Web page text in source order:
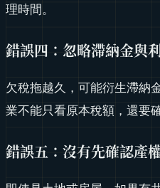
理時間。
錯誤四：忽略滯納金與
欠稅拖越久，可能衍生滯納
業不能只看原本稅額，還要
錯誤五：沒有先確認產